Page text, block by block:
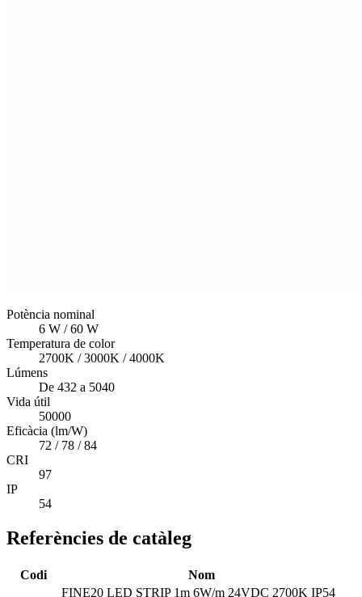
Potència nominal
6 W / 60 W
Temperatura de color
2700K / 3000K / 4000K
Lúmens
De 432 a 5040
Vida útil
50000
Eficàcia (lm/W)
72 / 78 / 84
CRI
97
IP
54
Referències de catàleg
Codi
Nom
FINE20 LED STRIP 1m 6W/m 24VDC 2700K IP54